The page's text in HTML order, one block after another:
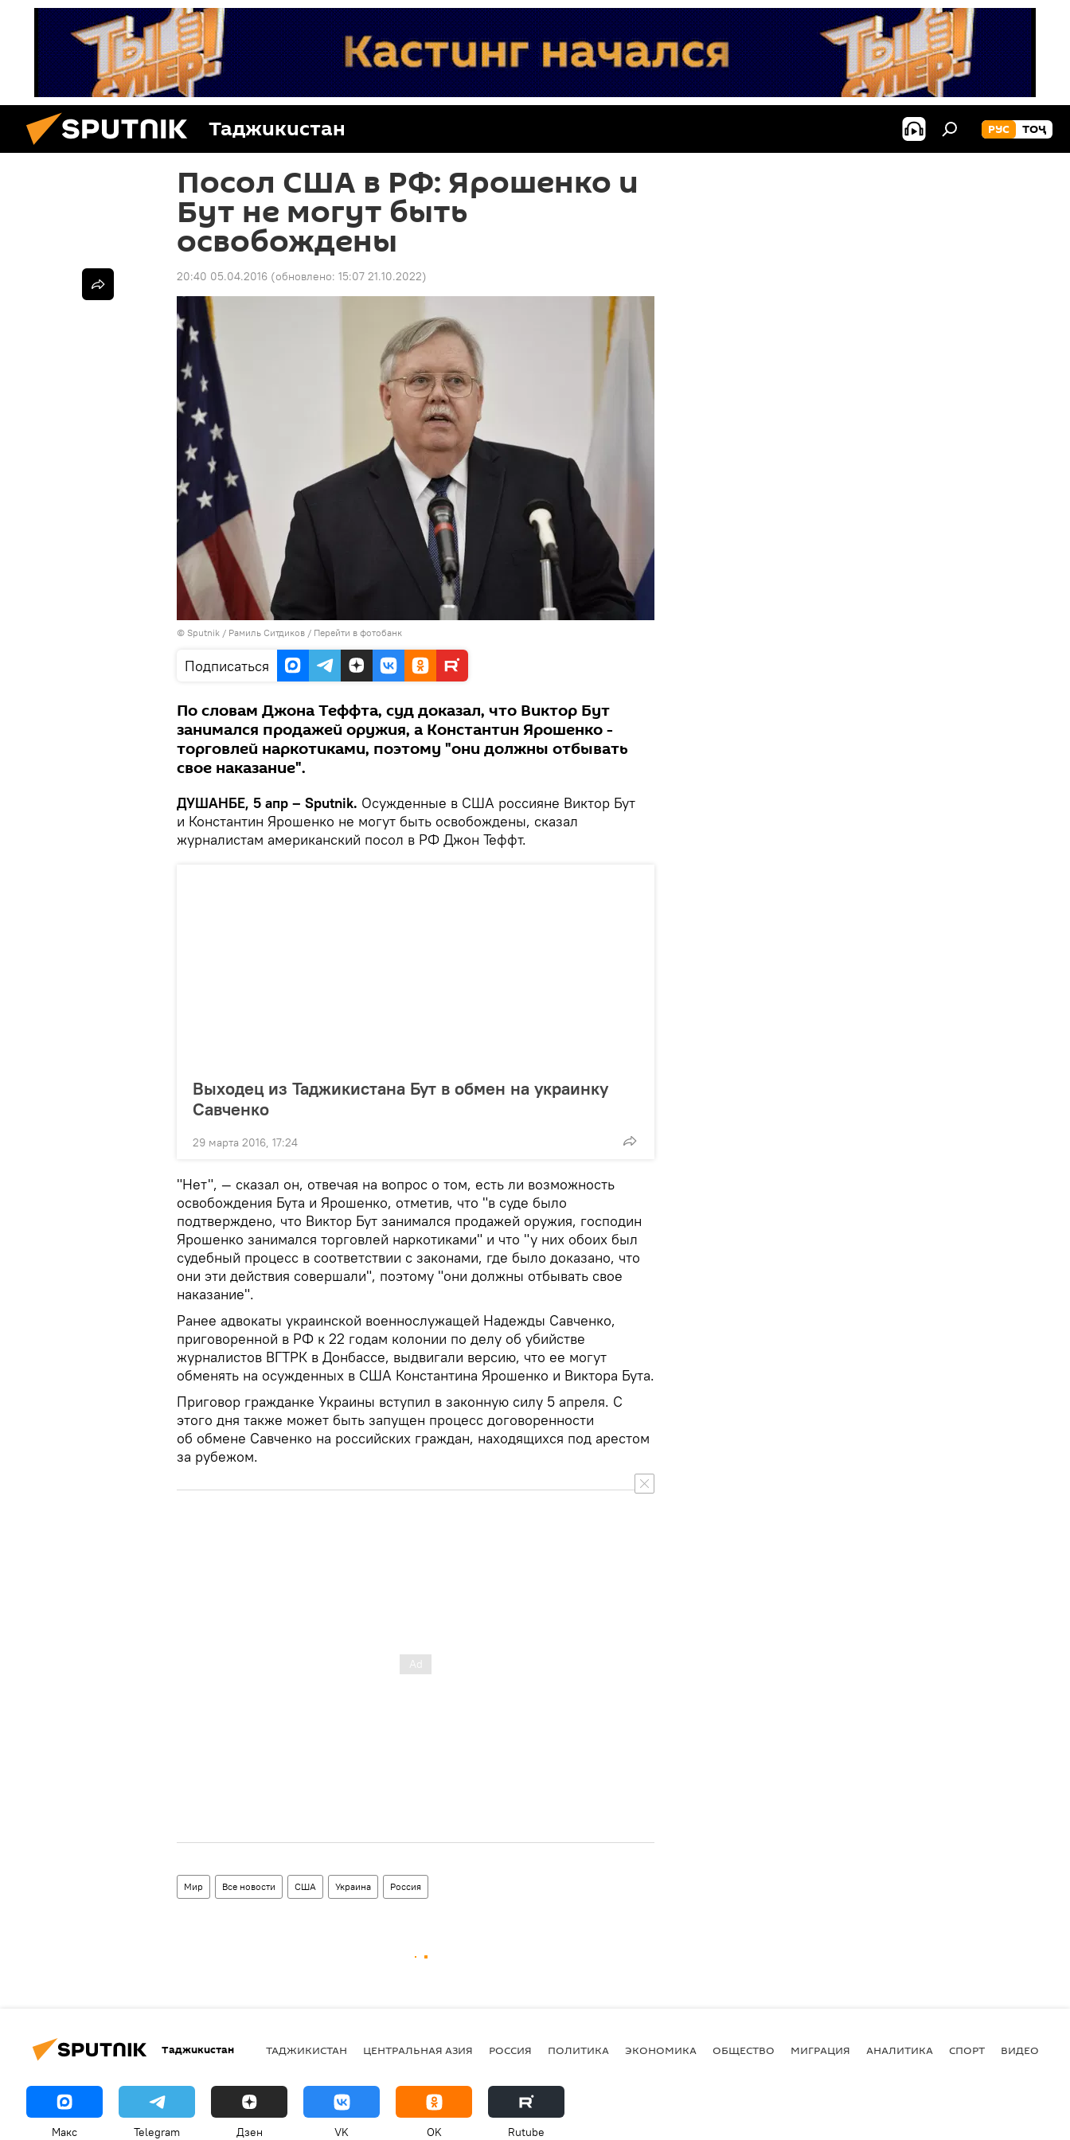
Таджикистан РУС ТОҶ
Посол США в РФ: Ярошенко и
Бут не могут быть
освобождены
20:40 05.04.2016 (обновлено: 15:07 21.10.2022)
© Sputnik / Рамиль Ситдиков / Перейти в фотобанк
Подписаться
По словам Джона Теффта, суд доказал, что Виктор Бут
занимался продажей оружия, а Константин Ярошенко -
торговлей наркотиками, поэтому "они должны отбывать
свое наказание".
ДУШАНБЕ, 5 апр – Sputnik. Осужденные в США россияне Виктор Бут
и Константин Ярошенко не могут быть освобождены, сказал
журналистам американский посол в РФ Джон Теффт.
Выходец из Таджикистана Бут в обмен на украинку
Савченко
29 марта 2016, 17:24
"Нет", — сказал он, отвечая на вопрос о том, есть ли возможность
освобождения Бута и Ярошенко, отметив, что "в суде было
подтверждено, что Виктор Бут занимался продажей оружия, господин
Ярошенко занимался торговлей наркотиками" и что "у них обоих был
судебный процесс в соответствии с законами, где было доказано, что
они эти действия совершали", поэтому "они должны отбывать свое
наказание".
Ранее адвокаты украинской военнослужащей Надежды Савченко,
приговоренной в РФ к 22 годам колонии по делу об убийстве
журналистов ВГТРК в Донбассе, выдвигали версию, что ее могут
обменять на осужденных в США Константина Ярошенко и Виктора Бута.
Приговор гражданке Украины вступил в законную силу 5 апреля. С
этого дня также может быть запущен процесс договоренности
об обмене Савченко на российских граждан, находящихся под арестом
за рубежом.
Мир Все новости США Украина Россия
Таджикистан ТАДЖИКИСТАН ЦЕНТРАЛЬНАЯ АЗИЯ РОССИЯ ПОЛИТИКА ЭКОНОМИКА ОБЩЕСТВО МИГРАЦИЯ АНАЛИТИКА СПОРТ ВИДЕО
Макс Telegram Дзен VK OK Rutube